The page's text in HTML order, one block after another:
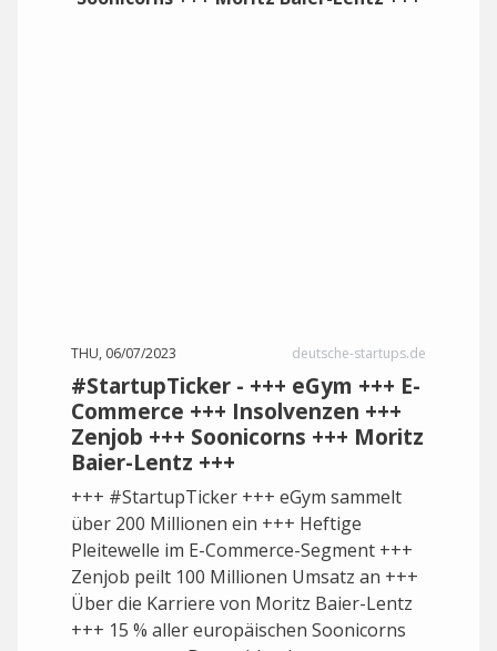
THU, 06/07/2023 deutsche-startups.de
#StartupTicker - +++ eGym +++ E-
Commerce +++ Insolvenzen +++
Zenjob +++ Soonicorns +++ Moritz
Baier-Lentz +++
+++ #StartupTicker +++ eGym sammelt
über 200 Millionen ein +++ Heftige
Pleitewelle im E-Commerce-Segment +++
Zenjob peilt 100 Millionen Umsatz an +++
Über die Karriere von Moritz Baier-Lentz
+++ 15 % aller europäischen Soonicorns